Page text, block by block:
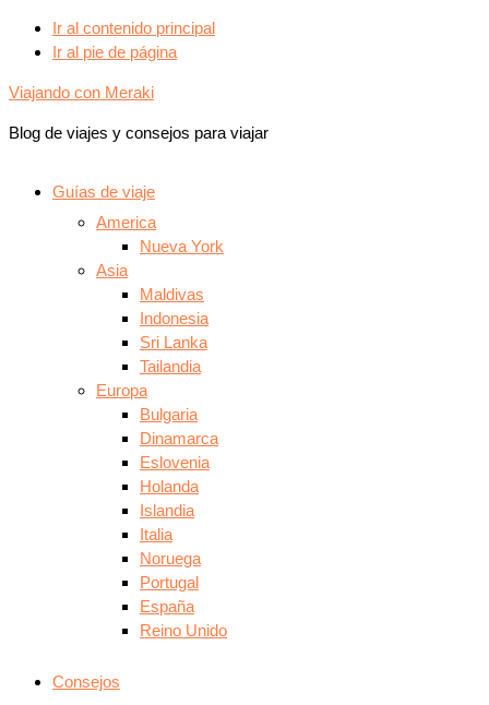
Ir al contenido principal
Ir al pie de página
Viajando con Meraki
Blog de viajes y consejos para viajar
Guías de viaje
America
Nueva York
Asia
Maldivas
Indonesia
Sri Lanka
Tailandia
Europa
Bulgaria
Dinamarca
Eslovenia
Holanda
Islandia
Italia
Noruega
Portugal
España
Reino Unido
Consejos